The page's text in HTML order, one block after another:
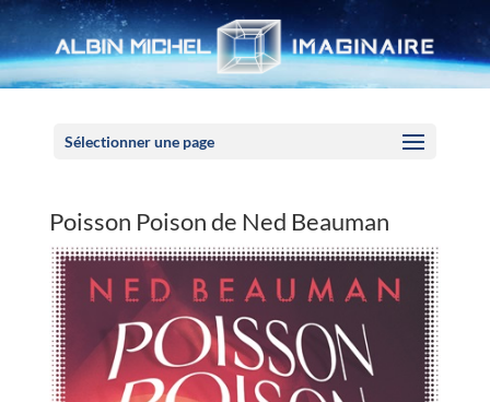
Sélectionner une page
Poisson Poison de Ned Beauman
Panneau de gestion des cookies